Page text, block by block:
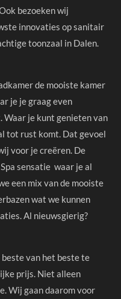
bezoeken wij
innovaties op sanitair
toonzaal in Dalen.
de mooiste kamer
je je graag even
je kunt genieten van
tot rust komt. Dat gevoel
voor je creëren. De
sensatie waar je al
een mix van de mooiste
wat we kunnen
Al nieuwsgierig?
van het beste te
prijs. Niet alleen
Wij gaan daarom voor